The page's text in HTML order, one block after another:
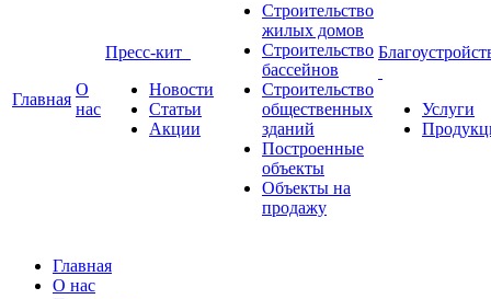
Главная
О
нас
Пресс-кит
Новости
Статьи
Акции
Строительство
жилых домов
Строительство
бассейнов
Строительство
общественных
зданий
Построенные
объекты
Объекты на
продажу
Услуги
Главная
О нас